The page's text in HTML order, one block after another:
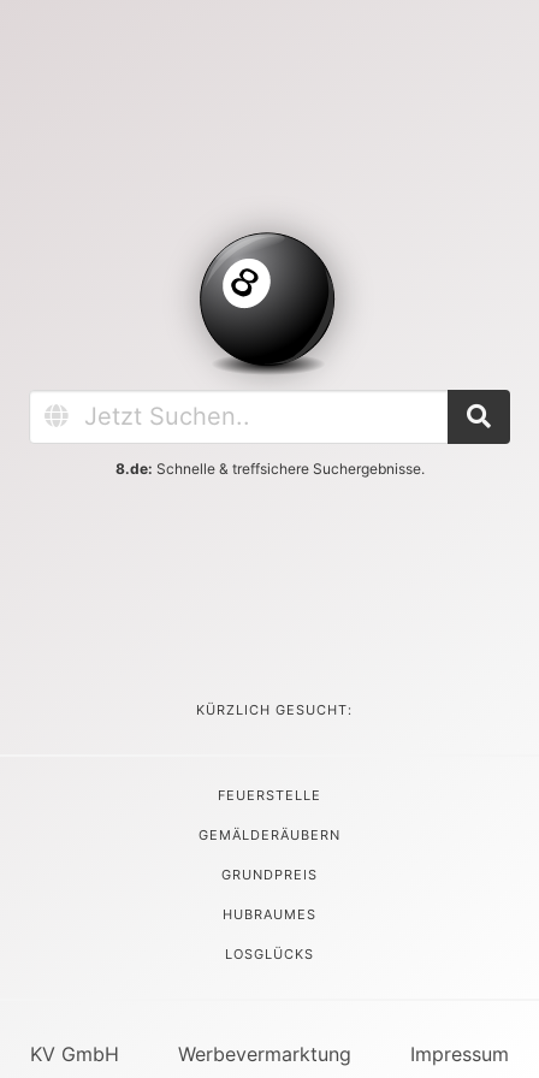
8.de: Schnelle & treffsichere Suchergebnisse.
KÜRZLICH GESUCHT:
FEUERSTELLE
GEMÄLDERÄUBERN
GRUNDPREIS
HUBRAUMES
LOSGLÜCKS
KV GmbH Werbevermarktung Impressum